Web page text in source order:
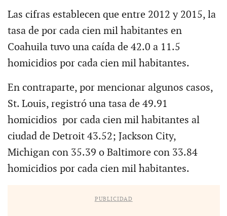
Las cifras establecen que entre 2012 y 2015, la
tasa de por cada cien mil habitantes en
Coahuila tuvo una caída de 42.0 a 11.5
homicidios por cada cien mil habitantes.
En contraparte, por mencionar algunos casos,
St. Louis, registró una tasa de 49.91
homicidios por cada cien mil habitantes al
ciudad de Detroit 43.52; Jackson City,
Michigan con 35.39 o Baltimore con 33.84
homicidios por cada cien mil habitantes.
PUBLICIDAD